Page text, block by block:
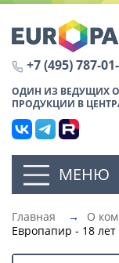
+7 (495) 787-
ОДИН ИЗ ВЕДУЩИХ
ПРОДУКЦИИ В
МЕНЮ
Главная → О
Европапир - 18 лет